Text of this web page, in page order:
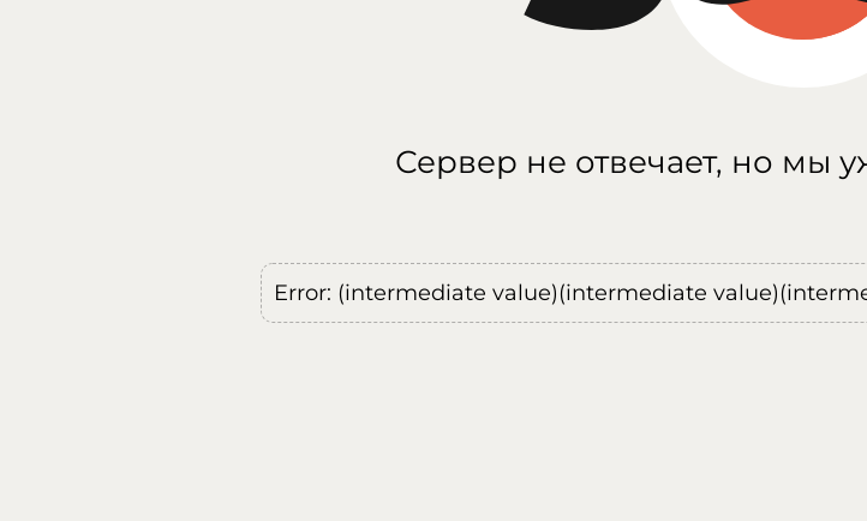
Сервер не отвечает, но мы
Error: (intermediate value)(intermediate